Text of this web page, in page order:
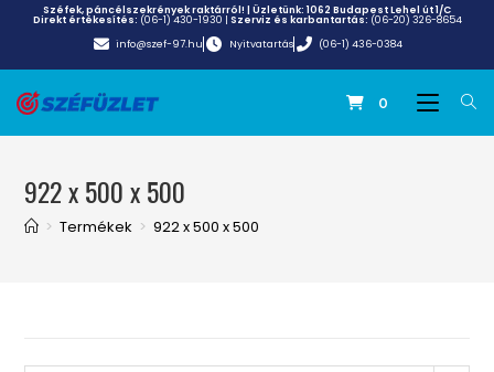
Széfek, páncélszekrények raktárról! | Üzletünk:1062 Budapest Lehel út 1/C
Direkt értékesítés: (06-1) 430-1930 | Szerviz és karbantartás: (06-20) 326-8654
info@szef-97.hu
Nyitvatartás (06-1) 436-0384
0
922 x 500 x 500
> Termékek > 922 x 500 x 500